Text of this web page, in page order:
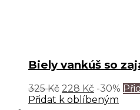
Biely vankúš so
325Kč 228 Kč -30%
Přidat k oblíbeným